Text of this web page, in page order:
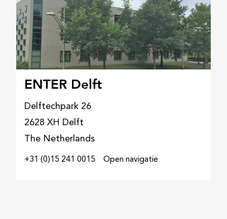
ENTER Delft
Delftechpark 26
2628 XH Delft
The Netherlands
+31 (0)15 241 0015 Open navigatie